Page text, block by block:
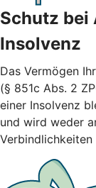
Schutz bei
Insolvenz
Das Vermögen
(§ 851c Abs. 2
einer Insolvenz
und wird weder
Verbindlichkeiten